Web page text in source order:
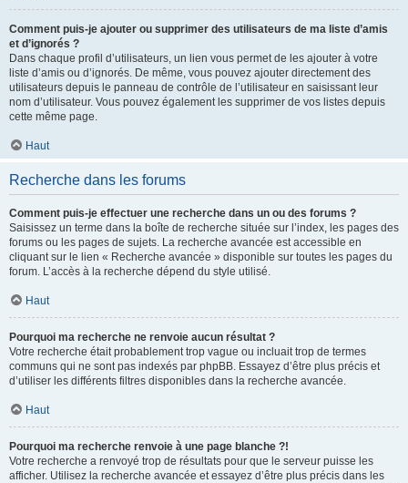
Comment puis-je ajouter ou supprimer des utilisateurs de ma liste d’amis
et d’ignorés ?
Dans chaque profil d’utilisateurs, un lien vous permet de les ajouter à votre
liste d’amis ou d’ignorés. De même, vous pouvez ajouter directement des
utilisateurs depuis le panneau de contrôle de l’utilisateur en saisissant leur
nom d’utilisateur. Vous pouvez également les supprimer de vos listes depuis
cette même page.
Haut
Recherche dans les forums
Comment puis-je effectuer une recherche dans un ou des forums ?
Saisissez un terme dans la boîte de recherche située sur l’index, les pages des
forums ou les pages de sujets. La recherche avancée est accessible en
cliquant sur le lien « Recherche avancée » disponible sur toutes les pages du
forum. L’accès à la recherche dépend du style utilisé.
Haut
Pourquoi ma recherche ne renvoie aucun résultat ?
Votre recherche était probablement trop vague ou incluait trop de termes
communs qui ne sont pas indexés par phpBB. Essayez d’être plus précis et
d’utiliser les différents filtres disponibles dans la recherche avancée.
Haut
Pourquoi ma recherche renvoie à une page blanche ?!
Votre recherche a renvoyé trop de résultats pour que le serveur puisse les
afficher. Utilisez la recherche avancée et essayez d’être plus précis dans les